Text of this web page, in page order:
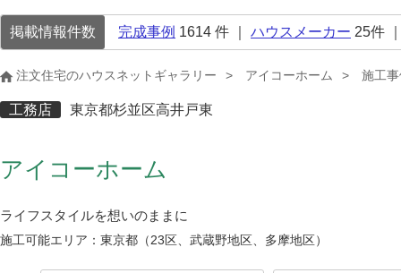
掲載情報件数 完成事例 1614 件 ｜ ハウスメーカー 25件
注文住宅のハウスネットギャラリー アイコーホーム 施工
工務店 東京都杉並区高井戸東
アイコーホーム
ライフスタイルを想いのままに
施工可能エリア： 東京都（23区、武蔵野地区、多摩地区）